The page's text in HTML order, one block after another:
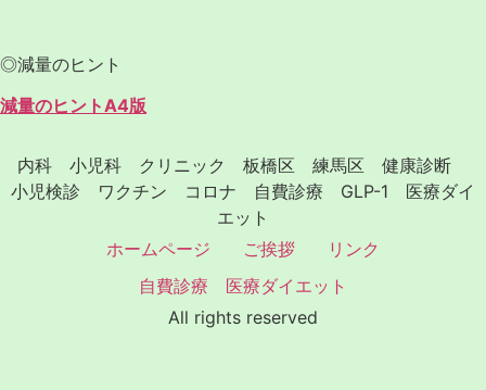
◎減量のヒント
減量のヒントA4版
内科 小児科 クリニック 板橋区 練馬区 健康診断
小児検診 ワクチン コロナ 自費診療 GLP-1 医療ダイ
エット
ホームページ
ご挨拶
リンク
自費診療 医療ダイエット
All rights reserved